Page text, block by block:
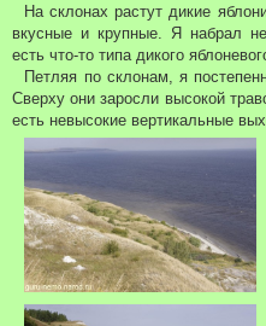
На склонах растут дикие
вкусные и крупные. Я набрал
есть что-то типа дикого
Петляя по склонам, я
Сверху они заросли высокой
есть невысокие вертикальные